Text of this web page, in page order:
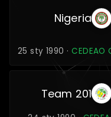
Nigeria
25 sty 1990 ·
Team 201